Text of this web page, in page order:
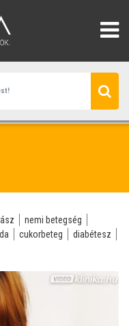
nemi betegség
cukorbeteg
diabétesz